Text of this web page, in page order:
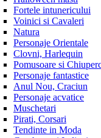
Fortele intunericului
Voinici si Cavaleri
Natura
Personaje Orientale
Clovni, Harlequin
Pomusoare si
Personaje fantastice
Anul Nou, Craciun
Personaje acvatice
Muschetari
Pirati, Corsari
Tendinte in Moda